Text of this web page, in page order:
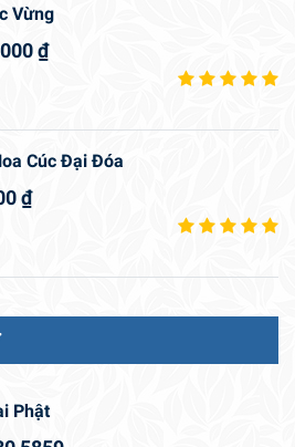
Phật
5859
Tai Phật
5859
Đại Phú Gia Big Size